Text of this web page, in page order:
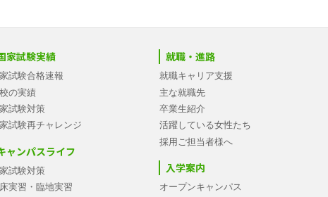
家試験実績
試験合格速報
の実績
試験対策
試験再チャレンジ
ャンパスライフ
試験対策
実習・臨地実習
就職・進路
就職キャリア支援
主な就職先
卒業生紹介
活躍している女性たち
採用ご担当者様へ
入学案内
オープンキャンパス